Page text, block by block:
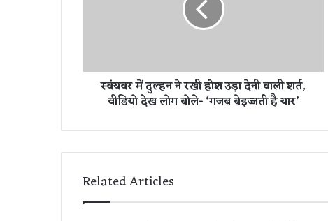
ने
श
नी
वा
स्वंयवर में दुल्हन ने रखी होश उड़ा देनी वाली शर्त,
वीडियो देख लोग बोले- ‘गजब बेइज्जती है यार’
Related Articles